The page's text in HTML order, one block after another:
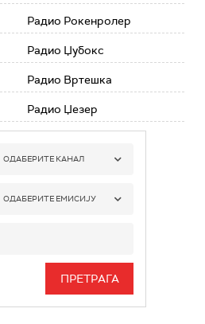
Радио Рокенролер
Радио Џубокс
Радио Вртешка
Радио Џезер
ОДАБЕРИТЕ КАНАЛ
РАДИО БЕОГРАД 1
РАДИО БЕОГРАД 3
ОДАБЕРИТЕ ЕМИСИЈУ
ИНФО